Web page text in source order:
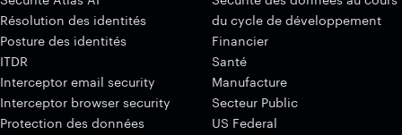
Résolution des identités
Posture des identités
ITDR
Interceptor email security
Interceptor browser security
Protection des données
du cycle de développement
Financier
Santé
Manufacture
Secteur Public
US Federal